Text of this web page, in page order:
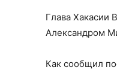
Глава Хакасии
Александром
Как сообщил